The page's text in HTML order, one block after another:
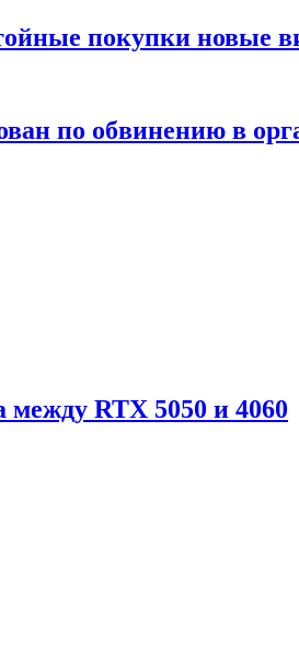
покупки новые
по обвинению в
RTX 5050 и 4060